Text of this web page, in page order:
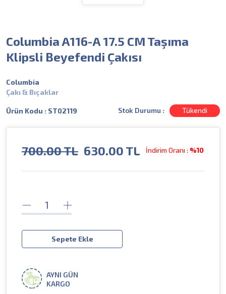
Columbia A116-A 17.5 CM Taşıma
Klipsli Beyefendi Çakısı
Columbia
Çakı & Bıçaklar
Ürün Kodu : ST02119 Stok Durumu : Tükendi
700.00 TL 630.00 TL İndirim Oranı : %10
Sepete Ekle
AYNI GÜN
KARGO